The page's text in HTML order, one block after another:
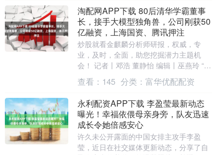
淘配网APP下载 80后清华学霸董事
长，接手大模型独角兽，公司刚获50
亿融资，上海国资、腾讯押注
炒股就看金麒麟分析师研报，权威，专
业，及时，全面，助您挖掘潜力主题机
会！ 记者丨邓浩 董静怡 编辑丨巫燕玲 “百
模大战”正在进入赛点，留在牌桌上的机会
不多了。基....
查看： 145 分类： 富华优配配资
永利配资APP下载 李盈莹最新动态
曝光！幸福依偎母亲身旁，队友迅速
成长令她倍感安心
许久未公开露面的中国女排主攻手李盈
莹，近日在社交媒体更新动态，分享了自